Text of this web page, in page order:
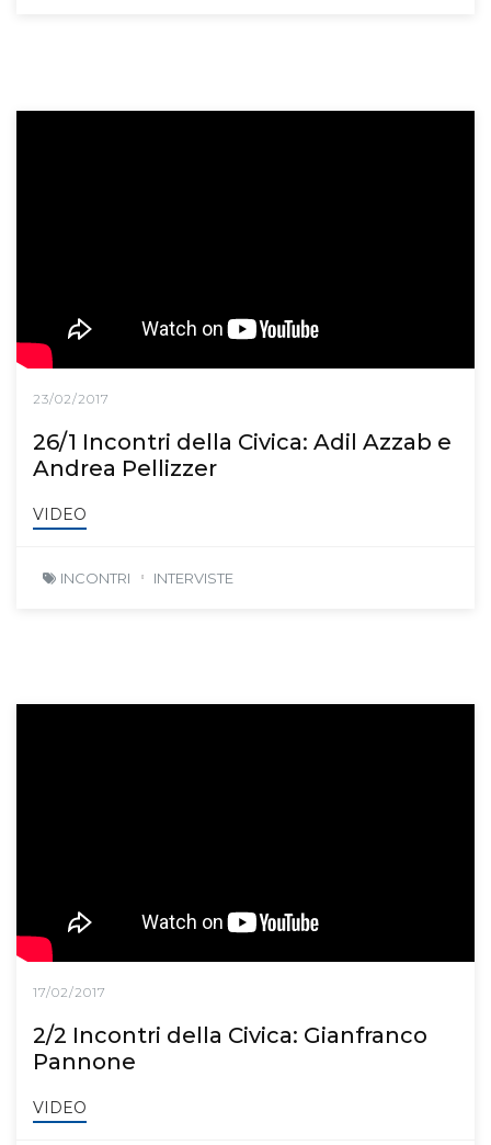
23/02/2017
26/1 Incontri della Civica: Adil Azzab e
Andrea Pellizzer
VIDEO
INCONTRI INTERVISTE
17/02/2017
2/2 Incontri della Civica: Gianfranco
Pannone
VIDEO